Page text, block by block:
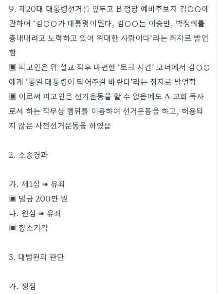
9. 제20대 대통령선거를 앞두고 B 정당 예비후보자 김○○에
관하여 ‘김○○가 대통령이된다, 김○○는 이승만, 박정희를
흉내내려고 노력하고 있어 위대한 사람이다’라는 취지로 발언
함
▣ 피고인은 위 설교 직후 마련한 ‘토크 시간’ 코너에서 김○○
에게 ‘통일 대통령이 되어주길 바란다’라는 취지로 발언함
▣ 이로써 피고인은 선거운동을 할 수 없음에도 A 교회 목사
로서 하는 직무상 행위를 이용하여 선거운동을 하고, 허용되
지 않은 사전선거운동을 하였음
2. 소송경과
가. 제1심 ➠ 유죄
▣ 벌금 200만 원
나. 원심 ➠ 유죄
▣ 항소기각
3. 대법원의 판단
가. 쟁점